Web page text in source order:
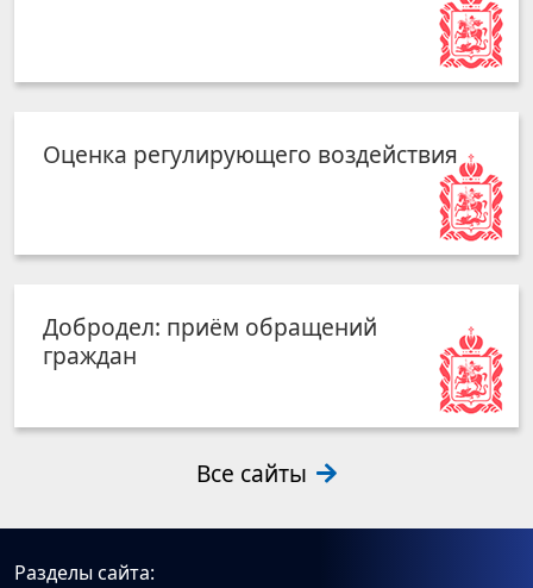
Оценка регулирующего воздействия
Добродел: приём обращений
граждан
Все сайты
Разделы сайта: